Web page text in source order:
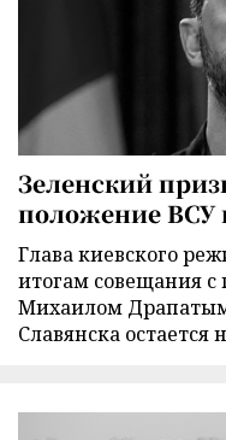
Зеленский
положение ВСУ
Глава киевского
итогам совещания
Михаилом
Славянска остается